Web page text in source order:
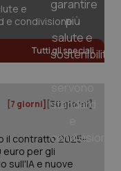
e
e condivisione
Tutti gli speciali
[7 giorni] [30 giorni]
il contratto 2025-
euro per gli
sull'IA e nuove